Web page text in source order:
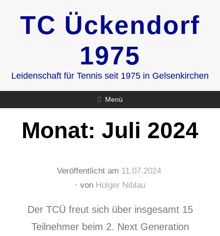
TC Ückendorf
1975
Leidenschaft für Tennis seit 1975 in Gelsenkirchen
Menü
Monat: Juli 2024
Veröffentlicht am 11.07.2024
von Holger Niblau
Der TCÜ freut sich über insgesamt 15
Teilnehmer beim 2. Next Generation